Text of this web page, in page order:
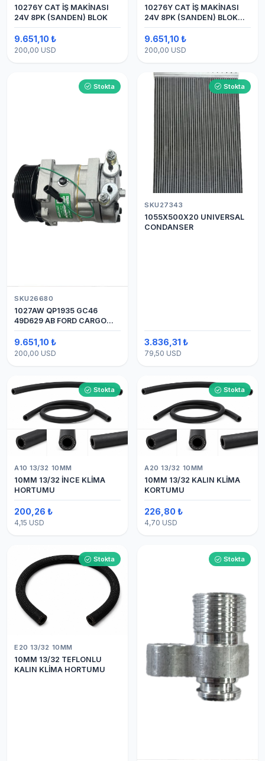
10276Y CAT İŞ MAKİNASI
24V 8PK (SANDEN) BLOK
9.651,10 ₺
200,00 USD
10276Y CAT İŞ MAKİNASI
24V 8PK (SANDEN) BLOK
SAPLAMALI KLİMA
KOMPRESÖRÜ 7H15
9.651,10 ₺
200,00 USD
Stokta
SKU26680
1027AW QP1935 GC46
49D629 AB FORD CARGO
24V 8PK ÜSTTEN ÇIKIŞ
4142 (SANDEN) KLİMA
KOMPRESÖRÜ 7H15
9.651,10 ₺
200,00 USD
Stokta
SKU27343
1055X500X20 UNIVERSAL
CONDANSER
3.836,31 ₺
79,50 USD
Stokta
A10 13/32 10MM
10MM 13/32 İNCE KLİMA
HORTUMU
200,26 ₺
4,15 USD
Stokta
A20 13/32 10MM
10MM 13/32 KALIN KLİMA
KORTUMU
226,80 ₺
4,70 USD
Stokta
E20 13/32 10MM
10MM 13/32 TEFLONLU
KALIN KLİMA HORTUMU
Stokta